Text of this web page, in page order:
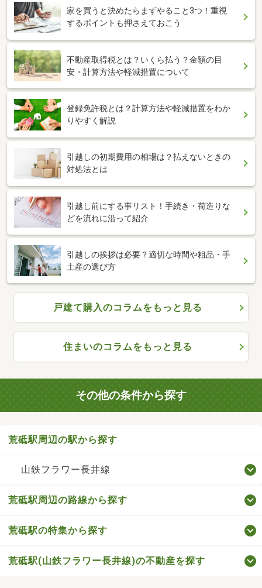
家を買うと決めたらまずやること3つ！重視
するポイントも押さえておこう
不動産取得税とは？いくら払う？金額の目
安・計算方法や軽減措置について
登録免許税とは？計算方法や軽減措置をわか
りやすく解説
引越しの初期費用の相場は？払えないときの
対処法とは
引越し前にする事リスト！手続き・荷造りな
どを流れに沿って紹介
引越しの挨拶は必要？適切な時間や粗品・手
土産の選び方
戸建て購入のコラムをもっと見る
住まいのコラムをもっと見る
その他の条件から探す
荒砥駅周辺の駅から探す
山鉄フラワー長井線
荒砥駅周辺の路線から探す
荒砥駅の特集から探す
荒砥駅(山鉄フラワー長井線)の不動産を探す